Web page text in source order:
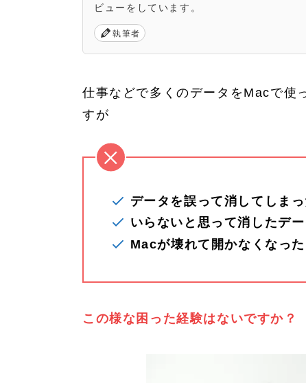
ビューをしています。
執筆者
仕事などで多くのデータをMacで使
すが
データを誤って消してしまっ
いらないと思って消したデ
Macが壊れて開かなくなった
この様な困った経験はないですか？